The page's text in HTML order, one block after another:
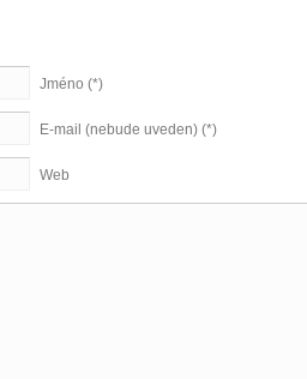
Jméno (*)
E-mail (nebude uveden) (*)
Web